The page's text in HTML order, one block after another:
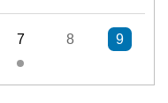
7 8 9